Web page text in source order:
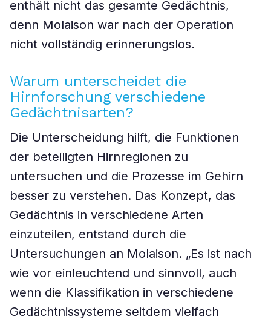
enthält nicht das gesamte Gedächtnis,
denn Molaison war nach der Operation
nicht vollständig erinnerungslos.
Warum unterscheidet die
Hirnforschung verschiedene
Gedächtnisarten?
Die Unterscheidung hilft, die Funktionen
der beteiligten Hirnregionen zu
untersuchen und die Prozesse im Gehirn
besser zu verstehen. Das Konzept, das
Gedächtnis in verschiedene Arten
einzuteilen, entstand durch die
Untersuchungen an Molaison. „Es ist nach
wie vor einleuchtend und sinnvoll, auch
wenn die Klassifikation in verschiedene
Gedächtnissysteme seitdem vielfach